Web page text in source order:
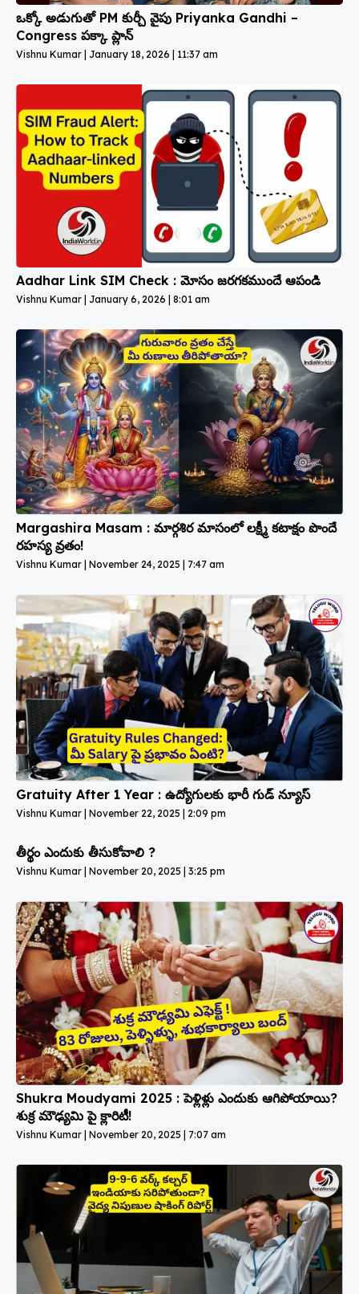
ఒక్కో అడుగుతో PM కుర్చీ వైపు Priyanka Gandhi –
Congress పక్కా ప్లాన్
Vishnu Kumar January 18, 2026 11:37 am
Aadhar Link SIM Check : మోసం జరగకముందే ఆపండి
Vishnu Kumar January 6, 2026 8:01 am
Margashira Masam : మార్గశిర మాసంలో లక్ష్మీ కటాక్షం పొందే
రహస్య వ్రతం!
Vishnu Kumar November 24, 2025 7:47 am
Gratuity After 1 Year : ఉద్యోగులకు భారీ గుడ్ న్యూస్
Vishnu Kumar November 22, 2025 2:09 pm
తీర్థం ఎందుకు తీసుకోవాలి ?
Vishnu Kumar November 20, 2025 3:25 pm
Shukra Moudyami 2025 : పెళ్లిళ్లు ఎందుకు ఆగిపోయాయి?
శుక్ర మౌఢ్యమి పై క్లారిటీ!
Vishnu Kumar November 20, 2025 7:07 am